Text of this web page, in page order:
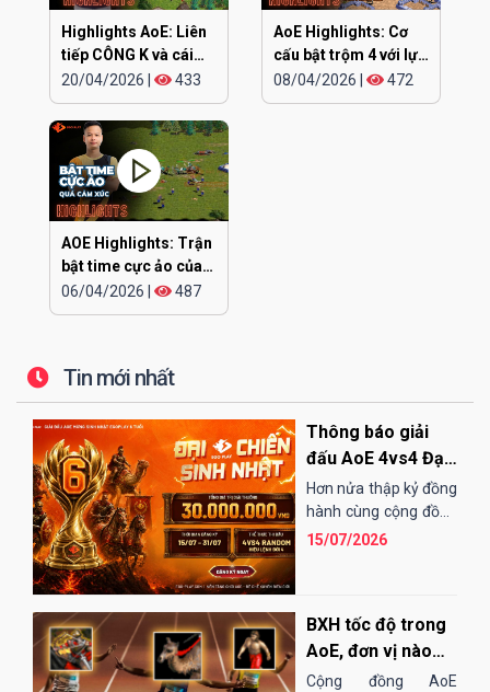
Highlights AoE: Liên
tiếp CÔNG K và cái
kết
20/04/2026 433
AoE Highlights: Cơ
cấu bật trộm 4 với lực
siêu khỏe
08/04/2026 472
AOE Highlights: Trận
bật time cực ảo của
CHIP
06/04/2026 487
Tin mới nhất
Thông báo giải
đấu AoE 4vs4 Đại
Chiến Sinh Nhật
EGOPLAY
Hơn nửa thập kỷ đồng
hành cùng cộng đồng
AoE Việt Nam,
15/07/2026
BXH tốc độ trong
AoE, đơn vị nào
"chạy" nhanh
Cộng đồng AoE